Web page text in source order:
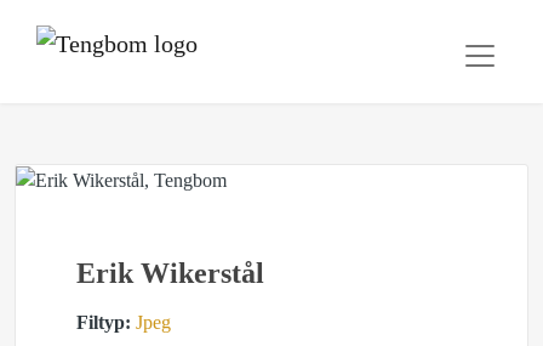
Erik Wikerstål
Filtyp: Jpeg